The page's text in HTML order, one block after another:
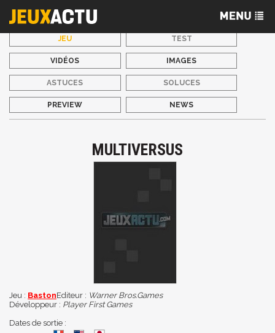
JEU TEST
VIDÉOS IMAGES
ASTUCES SOLUCES
PREVIEW NEWS
MULTIVERSUS
Jeu : BastonEditeur : Warner Bros.Games
Développeur : Player First Games
Dates de sortie :